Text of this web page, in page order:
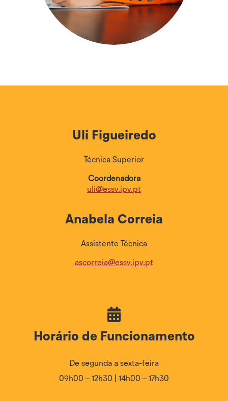
Uli Figueiredo
Técnica Superior
Coordenadora
uli@essv.ipv.pt
Anabela Correia
Assistente Técnica
ascorreia@essv.ipv.pt

Horário de Funcionamento
De segunda a sexta-feira
09h00 – 12h30 | 14h00 – 17h30